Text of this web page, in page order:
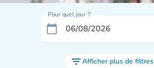
Pour quel jour ?
calendar_today
filter_listAfficher plus de filtres